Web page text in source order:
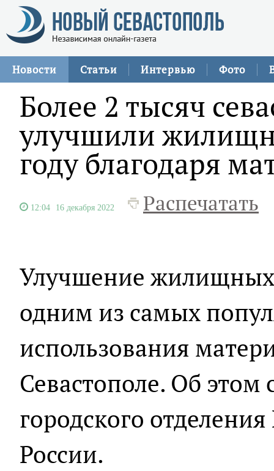
Новости Статьи Интервью Фото
Более 2 тысяч
улучшили
году благодаря
12:04 16 декабря 2022 Распечатать
Улучшение жилищных
одним из самых
использования
Севастополе. Об этом
городского
России.